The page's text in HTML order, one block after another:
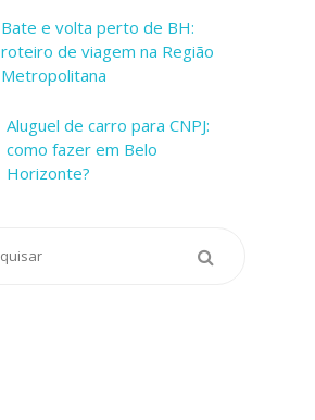
Bate e volta perto de BH:
roteiro de viagem na Região
Metropolitana
Aluguel de carro para CNPJ:
como fazer em Belo
Horizonte?